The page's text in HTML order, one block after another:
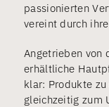
passionierten
vereint durch
Angetrieben von
erhältliche
klar: Produkte
gleichzeitig zum